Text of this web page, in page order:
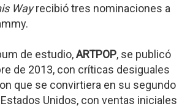
Wayrecibió tres nominaciones a
de estudio,ARTPOP, se publicó
de 2013, con críticas desiguales
que se convirtiera en su segundo
Unidos, con ventas iniciales